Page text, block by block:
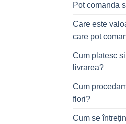
Pot comanda
Care este
care pot
Cum platesc
livrarea?
Cum
flori?
Cum se